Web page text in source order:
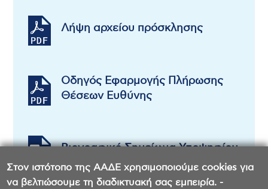
Στον ιστότοπο της ΑΑΔΕ χρησιμοποιούμε cookies για
να βελτιώσουμε τη διαδικτυακή σας εμπειρία. -
Λήψη αρχείου πρόσκλησης
Οδηγός Εφαρμογής Πλήρωσης
Θέσεων Ευθύνης
Βιογραφικό Σημείωμα Υποψηφίου